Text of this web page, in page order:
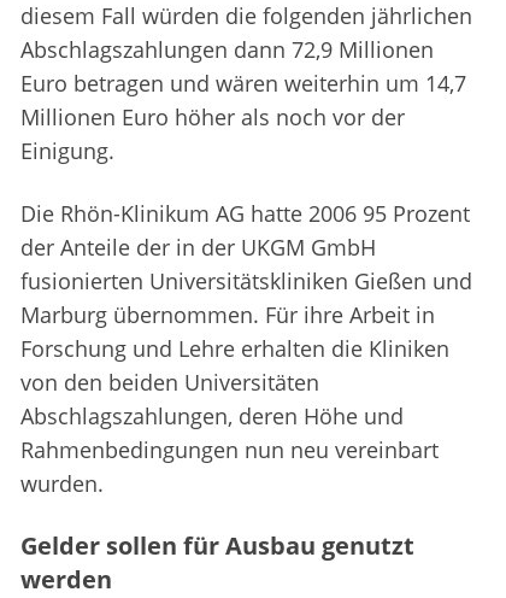
diesem Fall würden die folgenden jährlichen
Abschlagszahlungen dann 72,9 Millionen
Euro betragen und wären weiterhin um 14,7
Millionen Euro höher als noch vor der
Einigung.
Die Rhön-Klinikum AG hatte 2006 95 Prozent
der Anteile der in der UKGM GmbH
fusionierten Universitätskliniken Gießen und
Marburg übernommen. Für ihre Arbeit in
Forschung und Lehre erhalten die Kliniken
von den beiden Universitäten
Abschlagszahlungen, deren Höhe und
Rahmenbedingungen nun neu vereinbart
wurden.
Gelder sollen für Ausbau genutzt
werden